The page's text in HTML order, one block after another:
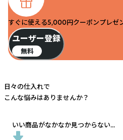
すぐに使える5,000円クーポンプレゼ
ユーザー登録
無料
日々の仕入れで
こんな悩みはありませんか？
いい商品がなかなか見つからない...